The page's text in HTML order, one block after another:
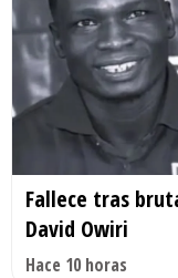
Fallece tras
David Owiri
Hace 10 horas